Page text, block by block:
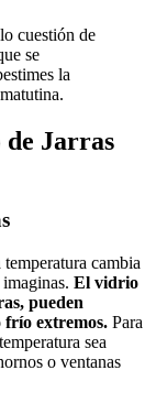
cuestión de
se
la
de Jarras
cambia
El vidrio
pueden
frío extremos. Para
sea
o ventanas